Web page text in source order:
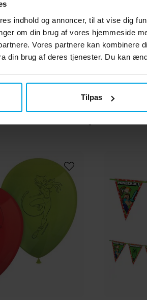
indhold og annoncer, til at vise dig
om din brug af vores hjemmeside
Vores partnere kan kombinere
din brug af deres tjenester. Du kan
Tilpas
- Folieballon
46 cm
:29 kr.
29 kr.
KØB
Andre købte